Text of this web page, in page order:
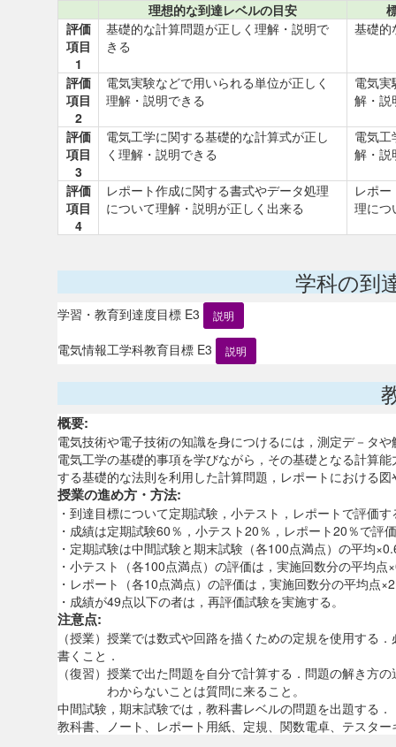
理想的な到達レベルの目安
評価
項目
1
基礎的な計算問題が正しく理解・説明で
きる
基礎的
評価
項目
2
電気実験などで用いられる単位が正しく
理解・説明できる
電気実
解・説
評価
項目
3
電気工学に関する基礎的な計算式が正し
く理解・説明できる
電気工
解・説
評価
項目
4
レポート作成に関する書式やデータ処理
について理解・説明が正しく出来る
レポ
理につ
学科の到
学習・教育到達度目標 E3 説明
電気情報工学科教育目標 E3 説明
概要:
電気技術や電子技術の知識を身につけるには，測定デ－タ
電気工学の基礎的事項を学びながら，その基礎となる計算
する基礎的な法則を利用した計算問題，レポートにおける
授業の進め方・方法:
・到達目標について定期試験，小テスト，レポートで評価す
・成績は定期試験60％，小テスト20％，レポート20％で評
・定期試験は中間試験と期末試験（各100点満点）の平均
・小テスト（各100点満点）の評価は，実施回数分の平均点
・レポート（各10点満点）の評価は，実施回数分の平均点
・成績が49点以下の者は，再評価試験を実施する。
注意点:
（授業）授業では数式や回路を描くための定規を使用する
書くこと．
（復習）授業で出た問題を自分で計算する．問題の解き方
わからないことは質問に来ること。
中間試験，期末試験では，教科書レベルの問題を出題する．
教科書、ノート、レポート用紙、定規、関数電卓、テスタ